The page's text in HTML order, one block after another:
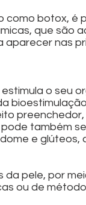
como botox, é
que são
aparecer nas
o seu
também
e glúteos,
da pele, por
ou de